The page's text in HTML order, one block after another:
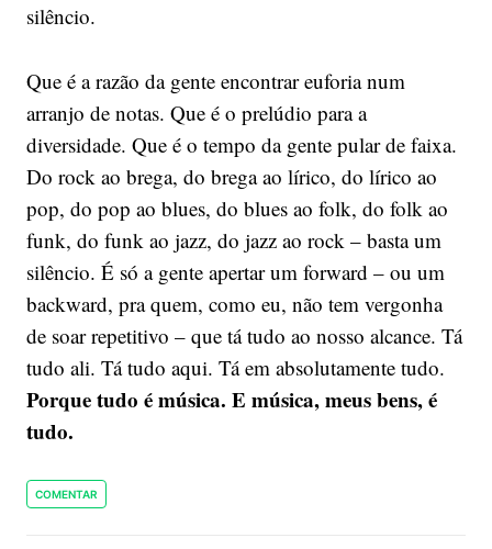
silêncio.
Que é a razão da gente encontrar euforia num
arranjo de notas. Que é o prelúdio para a
diversidade. Que é o tempo da gente pular de faixa.
Do rock ao brega, do brega ao lírico, do lírico ao
pop, do pop ao blues, do blues ao folk, do folk ao
funk, do funk ao jazz, do jazz ao rock – basta um
silêncio. É só a gente apertar um forward – ou um
backward, pra quem, como eu, não tem vergonha
de soar repetitivo – que tá tudo ao nosso alcance. Tá
tudo ali. Tá tudo aqui. Tá em absolutamente tudo.
Porque tudo é música. E música, meus bens, é
tudo.
COMENTAR